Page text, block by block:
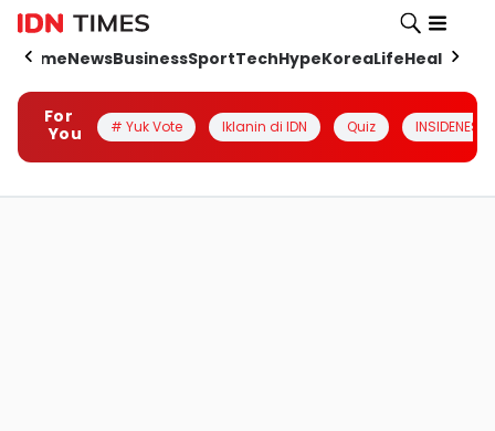
HomeNewsBusinessSportTechHypeKoreaLifeHealth
For
You
# Yuk Vote Iklanin di IDN Quiz INSIDENESIA